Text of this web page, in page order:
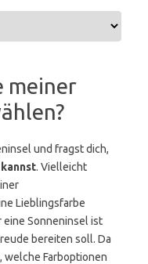
meiner
und fragst dich,
. Vielleicht
Lieblingsfarbe
Sonneninsel ist
bereiten soll. Da
welche Farboptionen